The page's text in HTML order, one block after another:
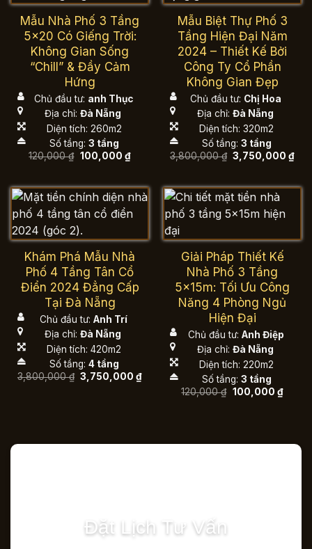
Mẫu Nhà Phố 3 Tầng
5×20 Có Giếng Trời:
Không Gian Sống
“Chill” & Đầy Cảm
Hứng
Chủ đầu tư: anh Thục
Địa chỉ: Đà Nẵng
Diện tích: 260m2
Số tầng: 3 tầng
120,000₫ Giá
100,000 ₫Giá
hiện
100,000 ₫.
Mẫu Biệt Thự Phố 3
Tầng Hiện Đại Năm
2024 – Thiết Kế Bởi
Công Ty Cổ Phần
Không Gian Đẹp
Chủ đầu tư: Chị Hoa
Địa chỉ: Đà Nẵng
Diện tích: 320m2
Số tầng: 3 tầng
3,800,000₫ Giá
gốc
3,750,000₫Giá
Khám Phá Mẫu Nhà
Phố 4 Tầng Tân Cổ
Điển 2024 Đẳng Cấp
Tại Đà Nẵng
Chủ đầu tư: Anh Trí
Địa chỉ: Đà Nẵng
Diện tích: 420m2
Số tầng: 4 tầng
3,800,000₫ Giá
gốc
3,750,000₫Giá
Giải Pháp Thiết Kế
Nhà Phố 3 Tầng
5x15m: Tối Ưu Công
Năng 4 Phòng Ngủ
Hiện Đại
Chủ đầu tư: Anh Điệp
Địa chỉ: Đà Nẵng
Diện tích: 220m2
Số tầng: 3 tầng
120,000₫ Giá
100,000 ₫Giá
hiện
Đặt Lịch Tư Vấn